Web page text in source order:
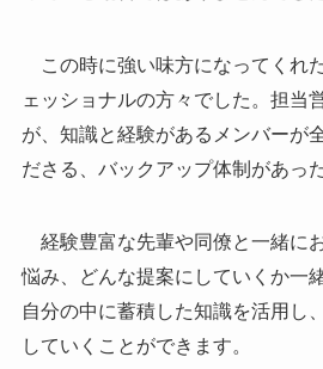
この時に強い味方になってくれ
ェッショナルの方々でした。担当
が、知識と経験があるメンバーが
ださる、バックアップ体制があっ
経験豊富な先輩や同僚と一緒に
悩み、どんな提案にしていくか一
自分の中に蓄積した知識を活用し
していくことができます。